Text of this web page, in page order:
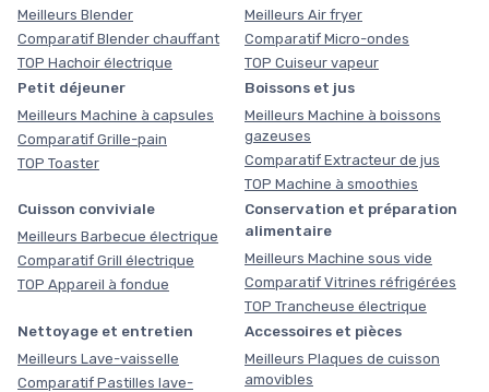
Meilleurs Blender
Comparatif Blender chauffant
TOP Hachoir électrique
Meilleurs Air fryer
Comparatif Micro-ondes
TOP Cuiseur vapeur
Petit déjeuner
Meilleurs Machine à capsules
Comparatif Grille-pain
TOP Toaster
Boissons et jus
Meilleurs Machine à boissons
gazeuses
Comparatif Extracteur de jus
TOP Machine à smoothies
Cuisson conviviale
Meilleurs Barbecue électrique
Comparatif Grill électrique
TOP Appareil à fondue
Conservation et préparation
alimentaire
Meilleurs Machine sous vide
Comparatif Vitrines réfrigérées
TOP Trancheuse électrique
Nettoyage et entretien
Meilleurs Lave-vaisselle
Comparatif Pastilles lave-
Accessoires et pièces
Meilleurs Plaques de cuisson
amovibles